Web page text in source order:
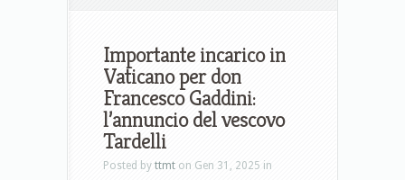
Importante incarico in
Vaticano per don
Francesco Gaddini:
l’annuncio del vescovo
Tardelli
Posted by ttmt on Gen 31, 2025 in